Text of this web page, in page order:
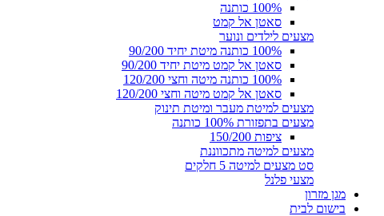
100% כותנה
סאטן אל קמט
מצעים לילדים ונוער
100% כותנה מיטת יחיד 90/200
סאטן אל קמט מיטת יחיד 90/200
100% כותנה מיטה וחצי 120/200
סאטן אל קמט מיטה וחצי 120/200
מצעים למיטת מעבר ומיטת תינוק
מצעים בתפזורת 100% כותנה
ציפות 150/200
מצעים למיטה מתכווננת
סט מצעים למיטה 5 חלקים
מצעי פלנל
מגן מזרון
בישום לבית